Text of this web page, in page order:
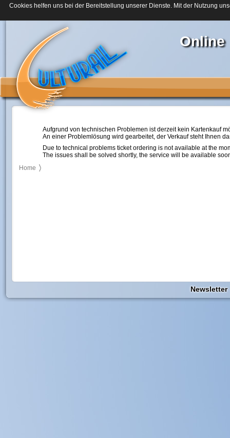
Cookies helfen uns bei der Bereitstellung unserer Dienste. Mit der Nutzung
Online
Aufgrund von technischen Problemen ist derzeit kein Kartenkauf
An einer Problemlösung wird gearbeitet, der Verkauf steht Ihnen
Due to technical problems ticket ordering is not available at the
The issues shall be solved shortly, the service will be available
Home
Newsletter